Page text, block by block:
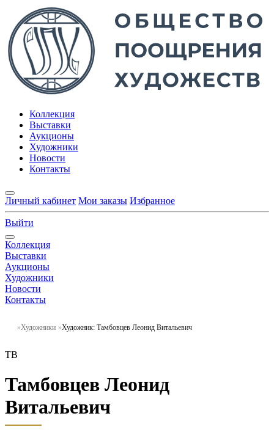
Коллекция
Выставки
Аукционы
Художники
Новости
Контакты
Личный кабинет Мои заказы Избранное
Выйти
Коллекция
Выставки
Аукционы
Художники
Новости
Контакты
Художники Художник: Тамбовцев Леонид Витальевич
ТВ
Тамбовцев Леонид
Витальевич